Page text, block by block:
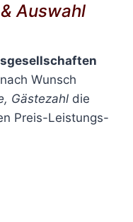
Auswahl
Wunsch
Gästezahl die
Preis-Leistungs-